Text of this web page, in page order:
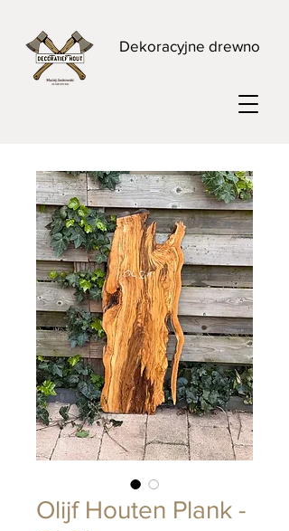
Dekoracyjne drewno
Olijf Houten Plank -